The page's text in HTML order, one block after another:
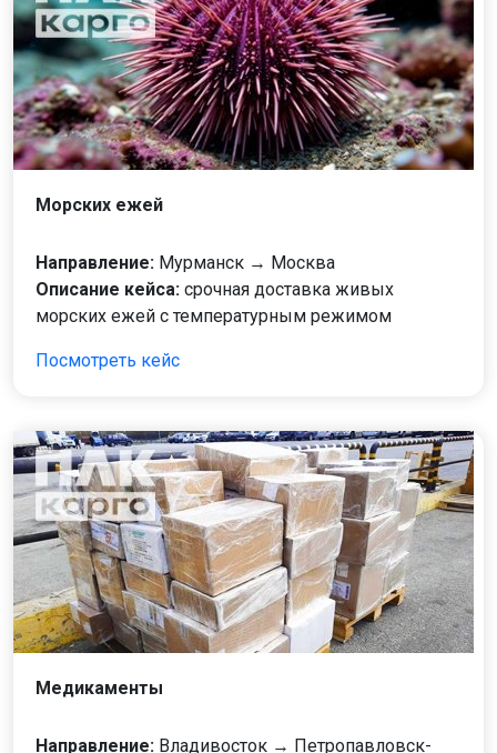
Морских ежей
Направление: Мурманск → Москва
Описание кейса: срочная доставка живых
морских ежей с температурным режимом
Посмотреть кейс
Медикаменты
Направление: Владивосток → Петропавловск-